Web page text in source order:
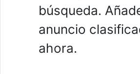
búsqueda.
anuncio
ahora.